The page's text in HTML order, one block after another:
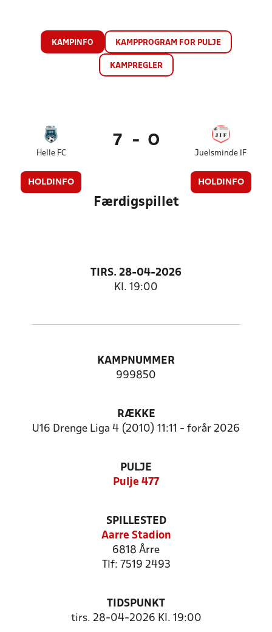
KAMPINFO KAMPPROGRAM FOR PULJE
KAMPREGLER
Helle FC
HOLDINFO
7 - 0
Juelsminde IF
HOLDINFO
Færdigspillet
TIRS. 28-04-2026
Kl. 19:00
KAMPNUMMER
999850
RÆKKE
U16 Drenge Liga 4 (2010) 11:11 - forår 2026
PULJE
Pulje 477
SPILLESTED
Aarre Stadion
6818 Årre
Tlf: 7519 2493
TIDSPUNKT
tirs. 28-04-2026 Kl. 19:00